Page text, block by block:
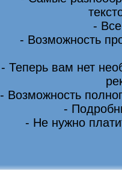
-
- Возможность
- Теперь вам нет
- Возможность
-
- Не нужно